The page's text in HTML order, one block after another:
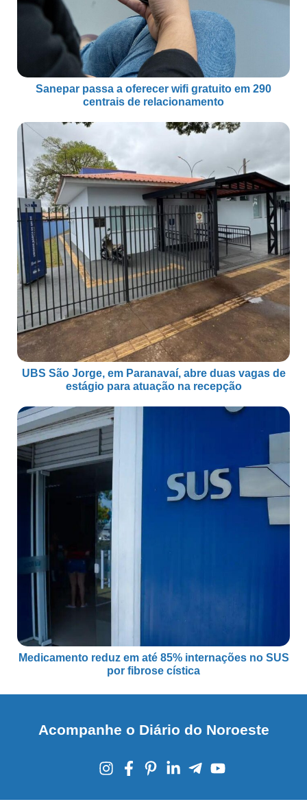
Sanepar passa a oferecer wifi gratuito em 290
centrais de relacionamento
UBS São Jorge, em Paranavaí, abre duas vagas de
estágio para atuação na recepção
Medicamento reduz em até 85% internações no SUS
por fibrose cística
Acompanhe o Diário do Noroeste